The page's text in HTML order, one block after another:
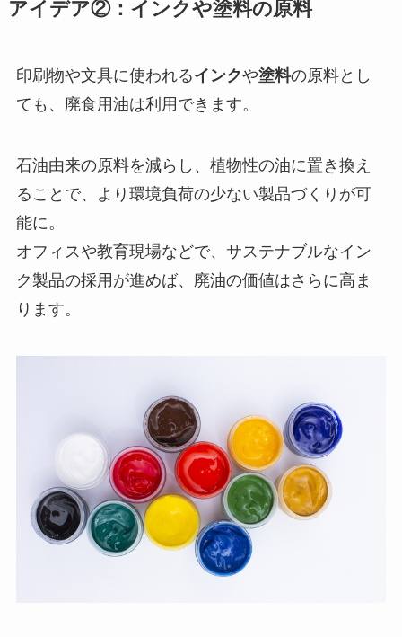
アイデア②：インクや塗料の原料
印刷物や文具に使われるインクや塗料の原料とし
ても、廃食用油は利用できます。
石油由来の原料を減らし、植物性の油に置き換え
ることで、より環境負荷の少ない製品づくりが可
能に。
オフィスや教育現場などで、サステナブルなイン
ク製品の採用が進めば、廃油の価値はさらに高ま
ります。